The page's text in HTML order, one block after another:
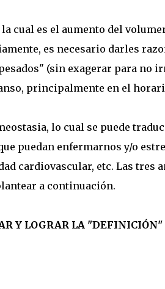
la cual es el aumento del
es necesario darles
(sin exagerar para no
principalmente en el
lo cual se puede
puedan enfermarnos y/o
cardiovascular, etc. Las tres
a continuación.
Y LOGRAR LA